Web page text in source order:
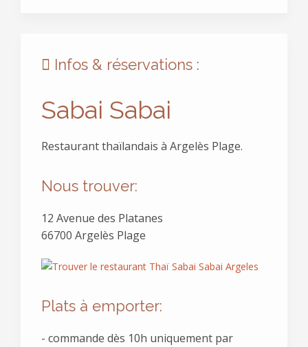
Infos & réservations :
Sabai Sabai
Restaurant thaïlandais à Argelès Plage.
Nous trouver:
12 Avenue des Platanes
66700 Argelès Plage
Plats à emporter:
- commande dès 10h uniquement par